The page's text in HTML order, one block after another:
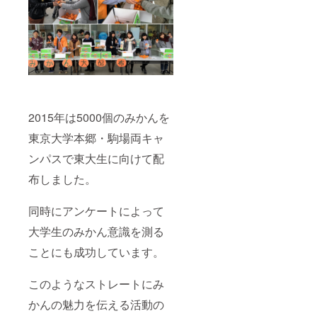
2015年は5000個のみかんを
東京大学本郷・駒場両キャ
ンパスで東大生に向けて配
布しました。
同時にアンケートによって
大学生のみかん意識を測る
ことにも成功しています。
このようなストレートにみ
かんの魅力を伝える活動の